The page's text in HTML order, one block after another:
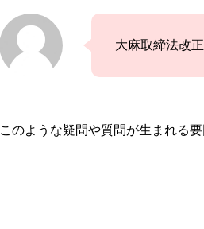
大麻取締法改
このような疑問や質問が生まれる